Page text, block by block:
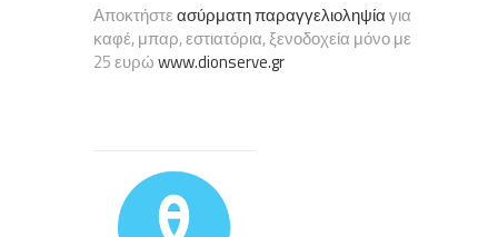
Αποκτήστεασύρματη παραγγελιοληψίαγια
καφέ, μπαρ, εστιατόρια, ξενοδοχεία μόνο με
25 ευρώwww.dionserve.gr